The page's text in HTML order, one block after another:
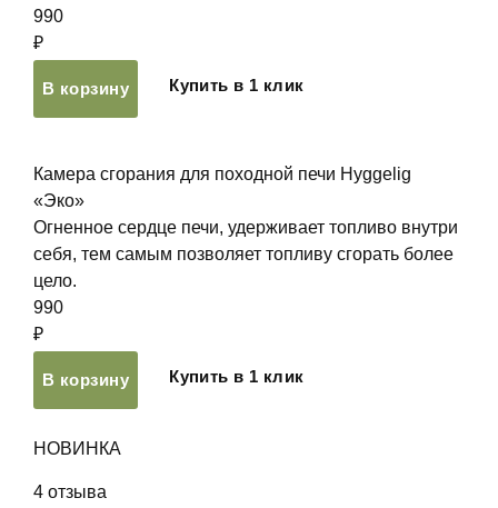
990
₽
В корзину Купить в 1 клик
Камера сгорания для походной печи Hyggelig
«Эко»
Огненное сердце печи, удерживает топливо внутри
себя, тем самым позволяет топливу сгорать более
цело.
990
₽
В корзину Купить в 1 клик
НОВИНКА
4 отзыва